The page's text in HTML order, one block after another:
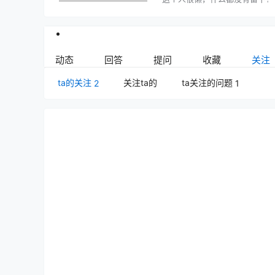
动态 回答 提问 收藏 关注
ta的关注 2 关注ta的 ta关注的问题 1